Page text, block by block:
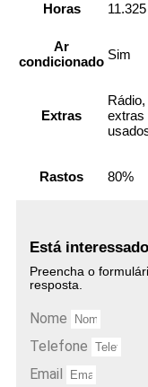
Horas 11.325
Ar
condicionado Sim
Extras
extras
Rastos 80%
Está
Preencha o
resposta.
Nome
Telefone
Email